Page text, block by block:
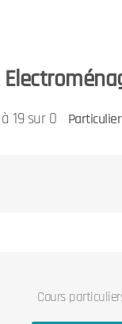
à 19 sur 0 Particulier
Cours